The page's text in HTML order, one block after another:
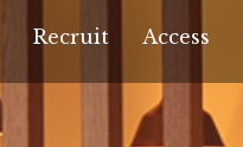
Recruit Access